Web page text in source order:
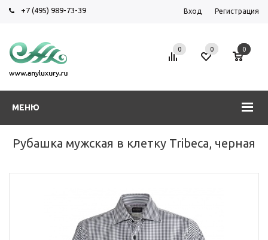
+7 (495) 989-73-39 Вход Регистрация
МЕНЮ
0 0 0
Рубашка мужская в клетку Tribeca, черная